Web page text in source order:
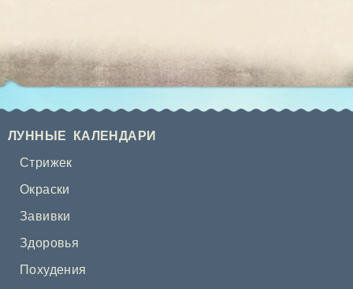
ЛУННЫЕ КАЛЕНДАРИ
Стрижек
Окраски
Завивки
Здоровья
Похудения